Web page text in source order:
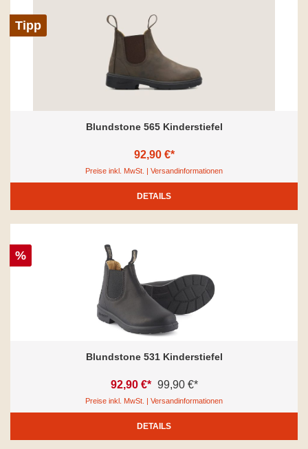
Tipp
Blundstone 565 Kinderstiefel
92,90 €*
Preise inkl. MwSt. | Versandinformationen
DETAILS
%
Blundstone 531 Kinderstiefel
92,90 €* 99,90 €*
Preise inkl. MwSt. | Versandinformationen
DETAILS